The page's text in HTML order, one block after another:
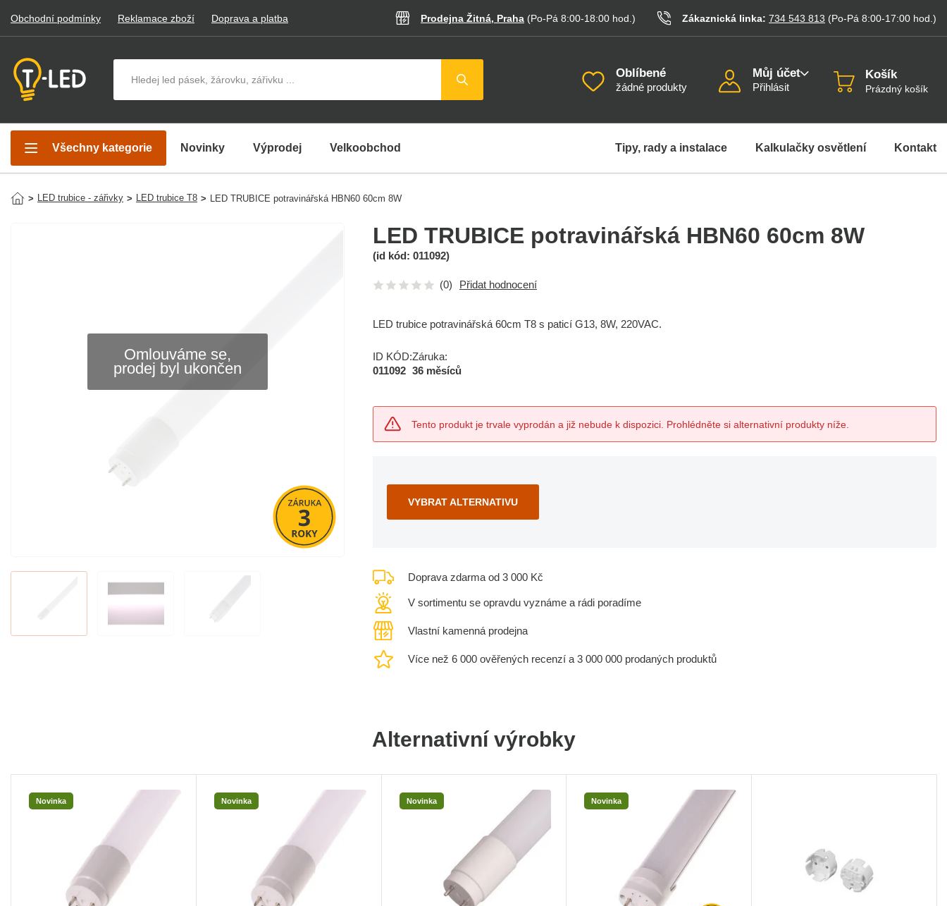
Obchodní podmínky Reklamace zboží Doprava a platba Prodejna Žitná, Praha (Po-Pá 8:00-18:00 hod. ) Zákaznická linka: 734 543 813 (Po-Pá 8:00-17:00 hod. )
Oblíbené
žádné produkty
Můj účet
Přihlásit
Košík
Prázdný košík
Všechny kategorie Novinky Výprodej Velkoobchod Tipy, rady a instalace Kalkulačky osvětlení Kontakt
> LED trubice - zářivky > LED trubice T8 > LED TRUBICE potravinářská HBN60 60cm 8W
Omlouváme se,
prodej byl ukončen
LED TRUBICE potravinářská HBN60 60cm 8W
(id kód: 011092)
(0) Přidat hodnocení
LED trubice potravinářská 60cm T8 s paticí G13, 8W, 220VAC.
ID KÓD:
011092
Záruka:
36 měsíců
Tento produkt je trvale vyprodán a již nebude k dispozici. Prohlédněte si alternativní produkty níže.
VYBRAT ALTERNATIVU
Doprava zdarma od 3 000 Kč
V sortimentu se opravdu vyznáme a rádi poradíme
Vlastní kamenná prodejna
Více než 6 000 ověřených recenzí a 3 000 000 prodaných produktů
Alternativní výrobky
Novinka Novinka Novinka Novinka